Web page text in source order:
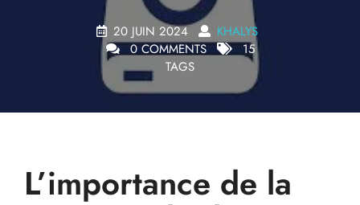
20 JUIN 2024
KHALYS
0 COMMENTS
15
TAGS
L’importance de la